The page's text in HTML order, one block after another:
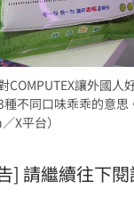
COMPUTEX讓外國人
不同口味乖乖的意思
X平台）
] 請繼續往下